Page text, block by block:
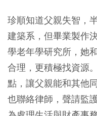
珍順知道父親失智，
建築系，但畢業製作
學老年學研究所，她
合理，更積極找資源
點，讓父親能和其他
也聯絡律師，聲請監